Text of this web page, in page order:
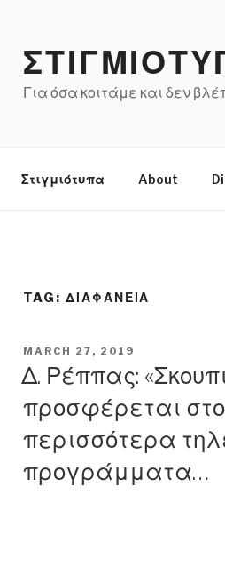
Για όσα κοιτάμε και δεν
Στιγμιότυπα About
TAG: ΔΙΑΦΆΝΕΙΑ
POSTED
MARCH 27, 2019
Δ. Ρέππας:
προσφέρεται στο
περισσότερα
προγράμματα…